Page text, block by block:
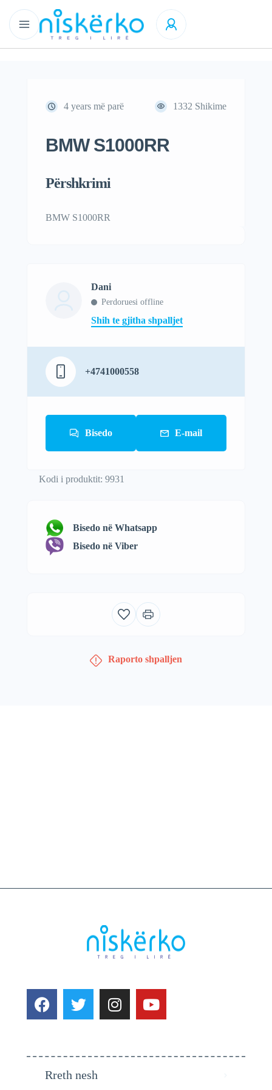
4 years më parë 1332 Shikime
BMW S1000RR
Përshkrimi
BMW S1000RR
Dani
Perdoruesi offline
Shih te gjitha shpalljet
+4741000558
Bisedo E-mail
Kodi i produktit: 9931
Bisedo në Whatsapp
Bisedo në Viber
Raporto shpalljen
Rreth nesh